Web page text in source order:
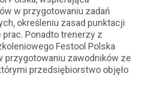
w przygotowaniu zadań
określeniu zasad punktacji
prac. Ponadto trenerzy z
Festool Polska
przygotowaniu zawodników ze
przedsiębiorstwo objęło